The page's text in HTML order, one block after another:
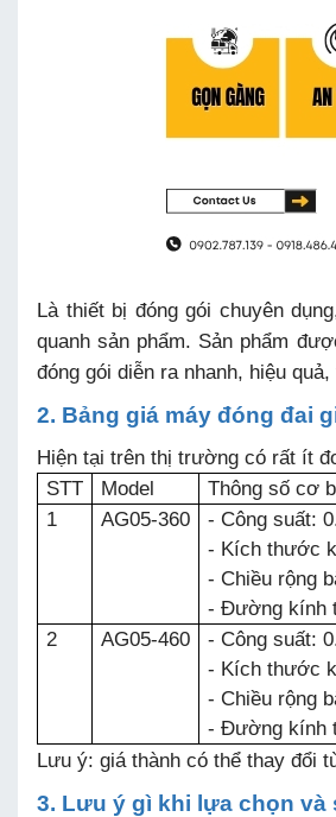
Là thiết bị đóng gói chuyên
quanh sản phẩm. Sản phẩm
đóng gói diễn ra nhanh, hiệu
2. Bảng giá máy đóng đai
Hiện tại trên thị trường có rất ít
STT
Model Thông số cơ
1
AG05-360
- Công suất:
- Kích thước
- Chiều rộng
- Đường kính
2 AG05-460
- Công suất:
- Kích thước
- Chiều rộng
- Đường kính
Lưu ý: giá thành có thể thay đổi
3. Lưu ý gì khi lựa chọn